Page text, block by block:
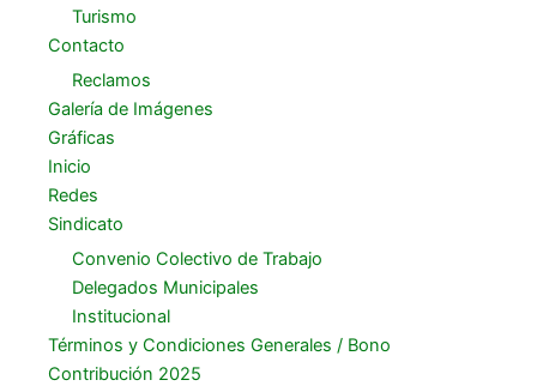
Turismo
Contacto
Reclamos
Galería de Imágenes
Gráficas
Inicio
Redes
Sindicato
Convenio Colectivo de Trabajo
Delegados Municipales
Institucional
Términos y Condiciones Generales / Bono
Contribución 2025